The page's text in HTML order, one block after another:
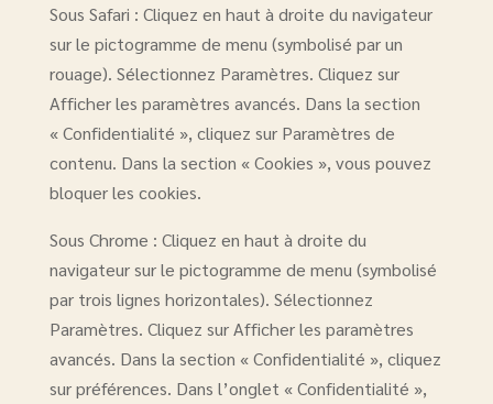
Sous Safari : Cliquez en haut à droite du navigateur
sur le pictogramme de menu (symbolisé par un
rouage). Sélectionnez Paramètres. Cliquez sur
Afficher les paramètres avancés. Dans la section
« Confidentialité », cliquez sur Paramètres de
contenu. Dans la section « Cookies », vous pouvez
bloquer les cookies.
Sous Chrome : Cliquez en haut à droite du
navigateur sur le pictogramme de menu (symbolisé
par trois lignes horizontales). Sélectionnez
Paramètres. Cliquez sur Afficher les paramètres
avancés. Dans la section « Confidentialité », cliquez
sur préférences. Dans l’onglet « Confidentialité »,